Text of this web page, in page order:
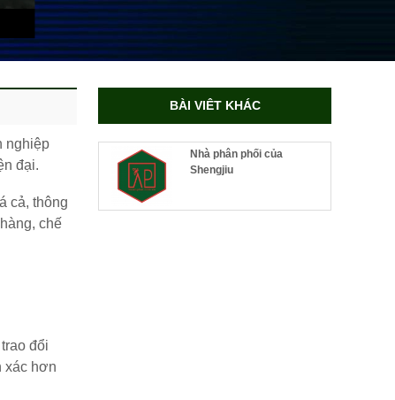
nghiệp
đại.
cả, thông
chế
đổi
xác hơn
BÀI VIÊT KHÁC
Nhà phân phối của
Shengjiu